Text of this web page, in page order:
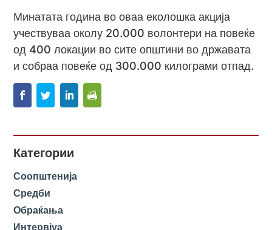
Минатата година во оваа еколошка акција
учествуваа околу 20.000 волонтери на повеќе
од 400 локации во сите општини во државата
и собраа повеќе од 300.000 килограми отпад.
Категории
Соопштенија
Средби
Обраќања
Интервјуа